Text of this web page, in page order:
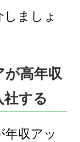
ましょ
が高年収
社する
収アッ